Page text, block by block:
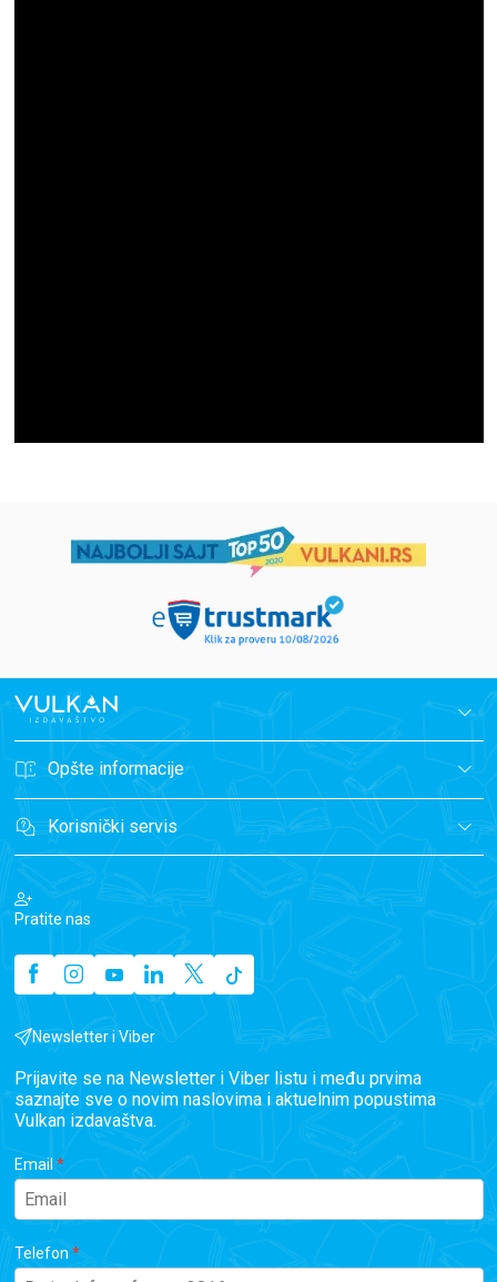
Opšte informacije
Korisnički servis
Pratite nas
Newsletter i Viber
Prijavite se na Newsletter i Viber listu i među prvima
saznajte sve o novim naslovima i aktuelnim popustima
Vulkan izdavaštva.
Email
Telefon